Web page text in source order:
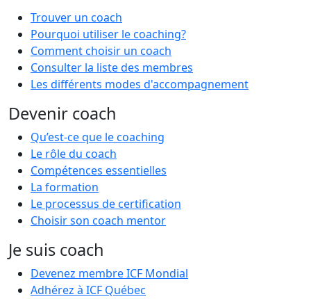
Trouver un coach
Pourquoi utiliser le coaching?
Comment choisir un coach
Consulter la liste des membres
Les différents modes d'accompagnement
Devenir coach
Qu’est-ce que le coaching
Le rôle du coach
Compétences essentielles
La formation
Le processus de certification
Choisir son coach mentor
Je suis coach
Devenez membre ICF Mondial
Adhérez à ICF Québec